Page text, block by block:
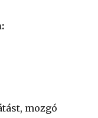
mozgó